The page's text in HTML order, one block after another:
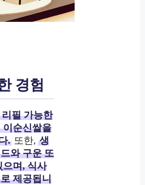
경험
필 가능한
이순신쌀을
. 또한, 생
와 구운 또
으며, 식사
제공됩니